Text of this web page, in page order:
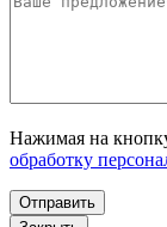
Нажимая на
обработку